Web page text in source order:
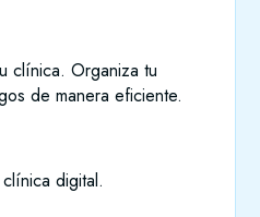
clínica. Organiza tu
de manera eficiente.
digital.